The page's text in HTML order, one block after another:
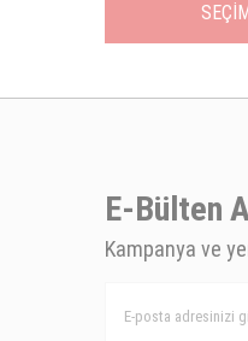
E-Bülten
Kampanya ve